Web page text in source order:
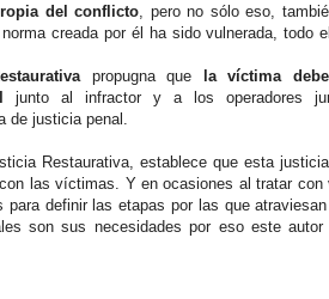
del conflicto , pero no sólo eso,
creada por él ha sido vulnerada, todo
propugna que
la víctima
junto al infractor y a los operadores
justicia penal.
Restaurativa, establece que esta
las víctimas. Y en ocasiones al tratar con
definir las etapas por las que atraviesan
son sus necesidades por eso este autor